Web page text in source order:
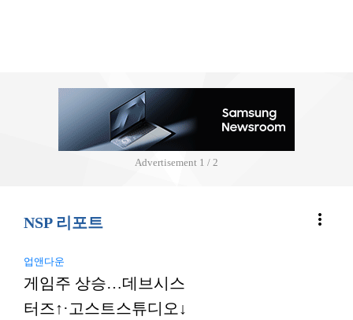
Advertisement 2 / 2
NSP 리포트 more_vert
업앤다운
게임주 상승…데브시스
터즈↑·고스트스튜디오↓